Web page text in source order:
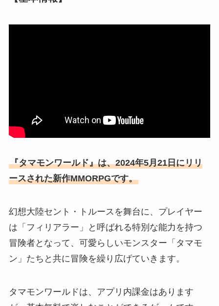
『タマモンワールド』は、2024年5月21日にリリ
ースされた新作MMORPGです。
幻想大陸セント・トルースを舞台に、プレイヤー
は「フィリアラー」と呼ばれる特別な能力を持つ
冒険者となって、可愛らしいモンスター「タマモ
ン」たちと共に冒険を繰り広げていきます。
タマモンワールドは、アプリ内課金はあります